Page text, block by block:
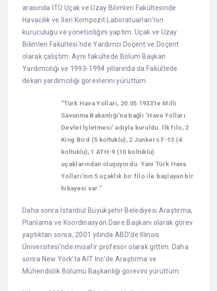
arasında İTÜ Uçak ve Uzay Bilimleri Fakültesinde
Havacılık ve İleri Kompozit Laboratuarları’nın
kuruculuğu ve yöneticiliğini yaptım. Uçak ve Uzay
Bilimleri Fakültesi’nde Yardımcı Doçent ve Doçent
olarak çalıştım. Aynı fakültede Bölüm Başkan
Yardımcılığı ve 1993-1994 yıllarında da Fakültede
dekan yardımcılığı görevlerini yürüttüm.
“Türk Hava Yolları, 20.05.1933’te Milli
Savunma Bakanlığı’na bağlı ‘Hava Yolları
Devlet İşletmesi’ adıyla kuruldu. İlk filo, 2
King Bird (5 koltuklu), 2 Junkers F-13 (4
koltuklu), 1 ATH-9 (10 koltuklu)
uçaklarından oluşuyordu. Yani Türk Hava
Yolları’nın 5 uçaklık bir filo ile başlayan bir
hikayesi var.”
Daha sonra İstanbul Büyükşehir Belediyesi Araştırma,
Planlama ve Koordinasyon Daire Başkanı olarak görev
yaptıktan sonra, 2001 yılında ABD’de Illinois
Üniversitesi’nde misafir profesör olarak gittim. Daha
sonra New York’ta AIT Inc’de Araştırma ve
Mühendislik Bölümü Başkanlığı görevini yürüttüm.